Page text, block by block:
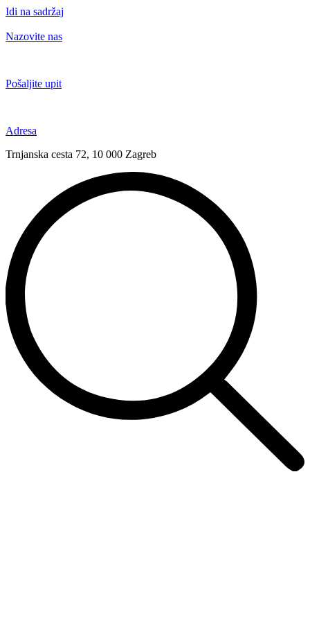
Idi na sadržaj
Nazovite nas
Pošaljite upit
Adresa
Trnjanska cesta 72, 10 000 Zagreb